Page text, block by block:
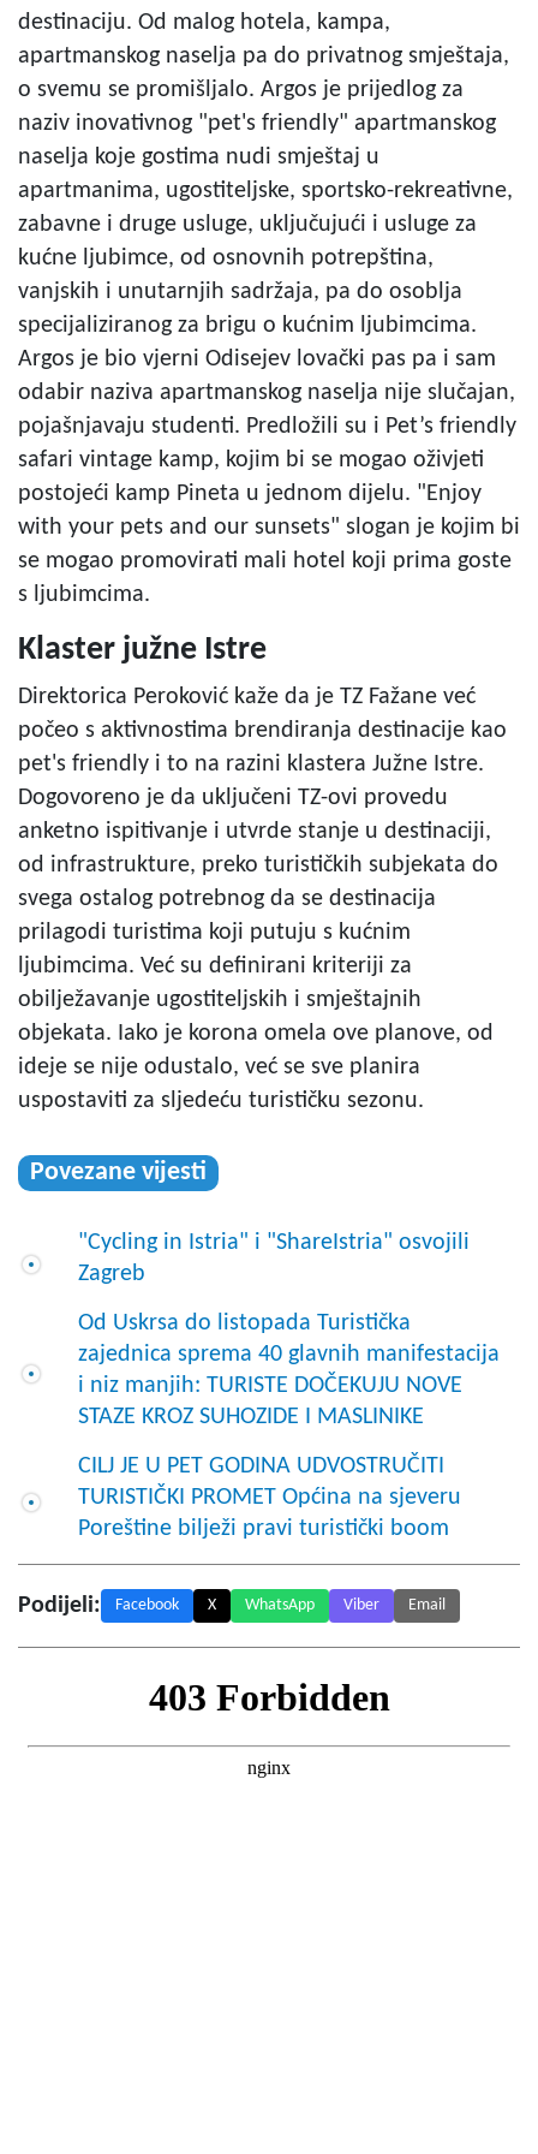
destinaciju. Od malog hotela, kampa,
apartmanskog naselja pa do privatnog smještaja,
o svemu se promišljalo. Argos je prijedlog za
naziv inovativnog "pet's friendly" apartmanskog
naselja koje gostima nudi smještaj u
apartmanima, ugostiteljske, sportsko-rekreativne,
zabavne i druge usluge, uključujući i usluge za
kućne ljubimce, od osnovnih potrepština,
vanjskih i unutarnjih sadržaja, pa do osoblja
specijaliziranog za brigu o kućnim ljubimcima.
Argos je bio vjerni Odisejev lovački pas pa i sam
odabir naziva apartmanskog naselja nije slučajan,
pojašnjavaju studenti. Predložili su i Pet’s friendly
safari vintage kamp, kojim bi se mogao oživjeti
postojeći kamp Pineta u jednom dijelu. "Enjoy
with your pets and our sunsets" slogan je kojim bi
se mogao promovirati mali hotel koji prima goste
s ljubimcima.
Klaster južne Istre
Direktorica Peroković kaže da je TZ Fažane već
počeo s aktivnostima brendiranja destinacije kao
pet's friendly i to na razini klastera Južne Istre.
Dogovoreno je da uključeni TZ-ovi provedu
anketno ispitivanje i utvrde stanje u destinaciji,
od infrastrukture, preko turističkih subjekata do
svega ostalog potrebnog da se destinacija
prilagodi turistima koji putuju s kućnim
ljubimcima. Već su definirani kriteriji za
obilježavanje ugostiteljskih i smještajnih
objekata. Iako je korona omela ove planove, od
ideje se nije odustalo, već se sve planira
uspostaviti za sljedeću turističku sezonu.
Povezane vijesti
"Cycling in Istria" i "ShareIstria" osvojili
Zagreb
Od Uskrsa do listopada Turistička
zajednica sprema 40 glavnih manifestacija
i niz manjih: TURISTE DOČEKUJU NOVE
STAZE KROZ SUHOZIDE I MASLINIKE
CILJ JE U PET GODINA UDVOSTRUČITI
TURISTIČKI PROMET Općina na sjeveru
Poreštine bilježi pravi turistički boom
Podijeli: Facebook X WhatsApp Viber Email